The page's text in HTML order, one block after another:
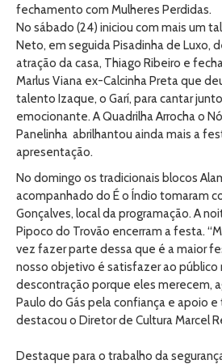
fechamento com Mulheres Perdidas.
No sábado (24) iniciou com mais um
Neto, em seguida Pisadinha de Luxo,
atração da casa, Thiago Ribeiro e
Marlus Viana ex-Calcinha Preta que
talento Izaque, o Garí, para cantar
emocionante. A Quadrilha Arrocha o
Panelinha abrilhantou ainda mais a
apresentação.
No domingo os tradicionais blocos
acompanhado do É o Índio tomaram
Gonçalves, local da programação. A
Pipoco do Trovão encerram a festa.
vez fazer parte dessa que é a maior
nosso objetivo é satisfazer ao
descontração porque eles merecem,
Paulo do Gás pela confiança e apoio
destacou o Diretor de Cultura Marcel
Destaque para o trabalho da